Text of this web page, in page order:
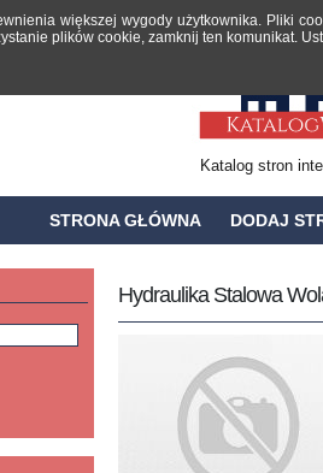
Katalog stron
STRONA GŁÓWNA DODAJ
Hydraulika Stalowa
większej wygody użytkownika. Pliki
plików cookie, zamknij ten komunikat.